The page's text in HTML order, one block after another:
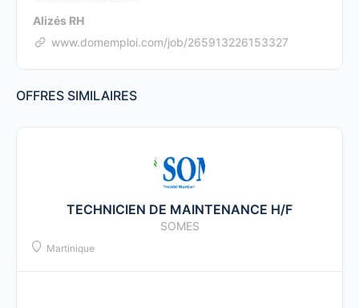
Alizés RH
www.domemploi.com/job/265913226153327
OFFRES SIMILAIRES
TECHNICIEN DE MAINTENANCE H/F
SOMES
Martinique